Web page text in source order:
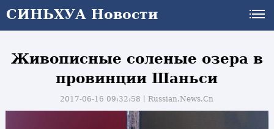
СИНЬХУА Новости
Живописные соленые озера в
провинции Шаньси
2017-06-16 09:32:58丨Russian.News.Cn